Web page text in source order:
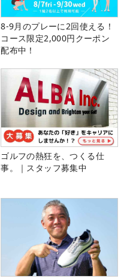
8-9月のプレーに2回使える！
コース限定2,000円クーポン
配布中！
ゴルフの熱狂を、つくる仕
事。｜スタッフ募集中